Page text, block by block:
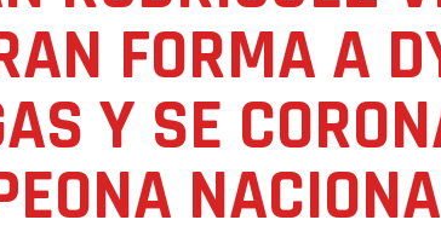
FORMA A
Y SE